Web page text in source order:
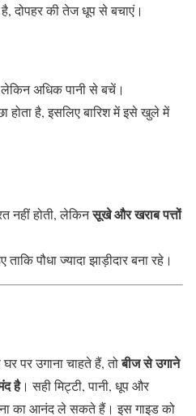
दोपहर की तेज धूप से बचाएं।
अधिक पानी से बचें।
होता है, इसलिए बारिश में इसे खुले में
नहीं होती, लेकिनसूखे और खराब पत्तों
पौधा ज्यादा झाड़ीदार बना रहे।
पर उगाना चाहते हैं, तोबीज से उगाने
है। सही मिट्टी, पानी, धूप और
का आनंद ले सकते हैं। इस गाइड को